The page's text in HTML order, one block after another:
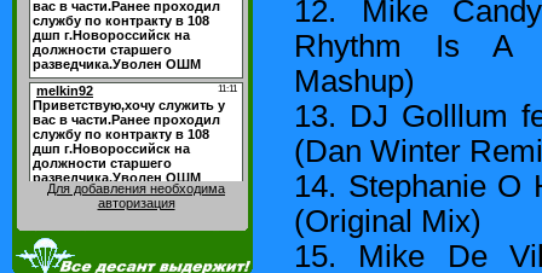
Для добавления необходима
авторизация
12. Mike
Rhythm Is A
Mashup)
13. DJ Golllum
(Dan Winter
14. Stephanie O
(Original Mix)
15. Mike De